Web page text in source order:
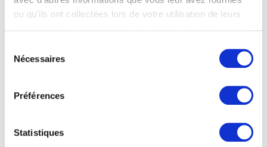
ou qu'ils ont collectées lors de votre utilisation de leurs
Nécessaires
Préférences
Statistiques